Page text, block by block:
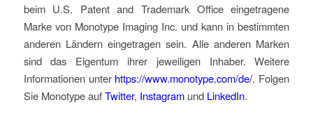
beim U.S. Patent and Trademark Office eingetragene
Marke von Monotype Imaging Inc. und kann in bestimmten
anderen Ländern eingetragen sein. Alle anderen Marken
sind das Eigentum ihrer jeweiligen Inhaber. Weitere
Informationen unter https://www.monotype.com/de/. Folgen
Sie Monotype aufTwitter, Instagram und LinkedIn.